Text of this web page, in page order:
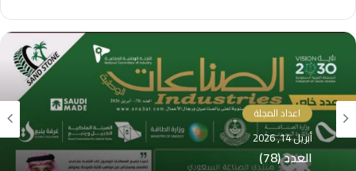
اعداد المجلة
أبريل 14, 2026
العدد (78)